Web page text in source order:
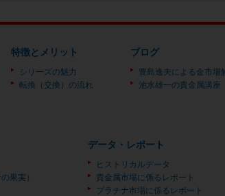
特徴とメリット
シリーズの魅力
転換（交換）の流れ
ブログ
豊島逸夫による金市場
池水雄一の貴金属講座
果実）
データ・レポート
ヒストリカルデータ
貴金属市場に係るレポート
プラチナ市場に係るレポート